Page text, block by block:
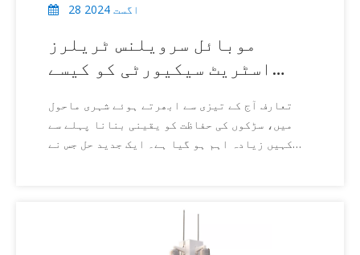
28 اگست 2024
موبائل سرویلنس ٹریلرز
اسٹریٹ سیکیورٹی کو کیسے
تعارف آج کے تیزی سے ابھرتے ہوئے شہری ماحول
میں، سڑکوں کی حفاظت کو یقینی بنانا پہلے سے
کہیں زیادہ اہم ہو گیا ہے۔ ایک جدید حل جس نے